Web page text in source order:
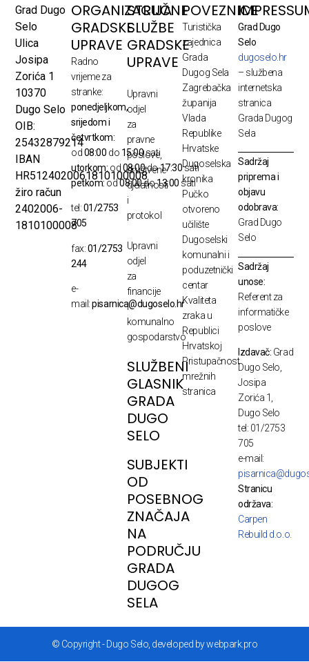
Grad Dugo
Selo
Ulica
Josipa
Zorića 1
10370
Dugo Selo
OIB:
25432879214
IBAN
HR5124020061810100008
žiro račun
2402006-
1810100008
ORGANIZACIJA
GRADSKE
UPRAVE
Radno
vrijeme za
stranke:
ponedjeljkom,
srijedom i
četvrtkom:
od08:00 do 15:00sati
utorkom: od08:00do17:30sati
petkom:od08:00do13:00 sati
tel:01/2753
705
fax:01/2753
244
e-
mail:pisarnica@dugoselo.hr
STRUČNE
SLUŽBE
GRADSKE
UPRAVE
Upravni
odjel
za
pravne
poslove,
društvene
djelatnosti
i
protokol
Upravni
odjel
za
financije
i
komunalno
gospodarstvo
SLUŽBENI
GLASNIK
GRADA
DUGO
SELO
SUBJEKTI
OD
POSEBNOG
ZNAČAJA
NA
PODRUČJU
GRADA
DUGOG
SELA
POVEZNICE
Turistička
zajednica
Grada
Dugog Sela
Zagrebačka
županija
Vlada
Republike
Hrvatske
Dugoselska
kronika
Pučko
otvoreno
učilište
Dugoselski
komunalni i
poduzetnički
centar
Kvaliteta
zraka u
Republici
Hrvatskoj
Pristupačnost
mrežnih
stranica
Grad Dugo
Selo
dugoselo.hr
– službena
internetska
stranica
Grada Dugog
Sela
Sadržaj
priprema i
objavu
odobrava:
Grad Dugo
Selo
Sadržaj
unose:
Referent za
informatičke
poslove
Izdavač: Grad
Dugo Selo,
Josipa
Zorića 1,
Dugo Selo
tel: 01/2753
705
e-mail:
Stranicu
održava:
Carpen
Rebuild d.o.o.
© Copyright - Dugo Selo, developed by webpark.pro